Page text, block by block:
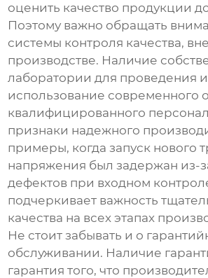
оценить качество продукции
Поэтому важно обращать
системы контроля качества,
производстве. Наличие
лаборатории для проведения
использование современного
квалифицированного
признаки надежного
примеры, когда запуск нового
напряжения был задержан из-
дефектов при входном
подчеркивает важность
качества на всех этапах
Не стоит забывать и о
обслуживании. Наличие
гарантия того, что